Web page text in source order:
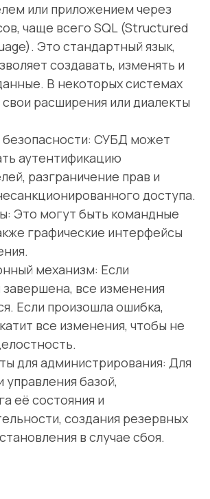
или приложением через
чаще всего SQL (Structured
Это стандартный язык,
создавать, изменять и
В некоторых системах
расширения или диалекты
СУБД может
аутентификацию
разграничение прав и
доступа.
Это могут быть командные
графические интерфейсы
механизм: Если
завершена, все изменения
Если произошла ошибка,
все изменения, чтобы не
для администрирования: Для
управления базой,
её состояния и
создания резервных
в случае сбоя.